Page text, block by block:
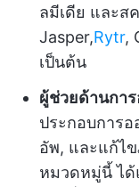
ลมีเดีย และส
Jasper,Rytr,
เป็นต้น
ผู้ช่วยด้านกา
ประกอบการอ
อัพ, และแก้ไ
หมวดหมู่นี้ ได้